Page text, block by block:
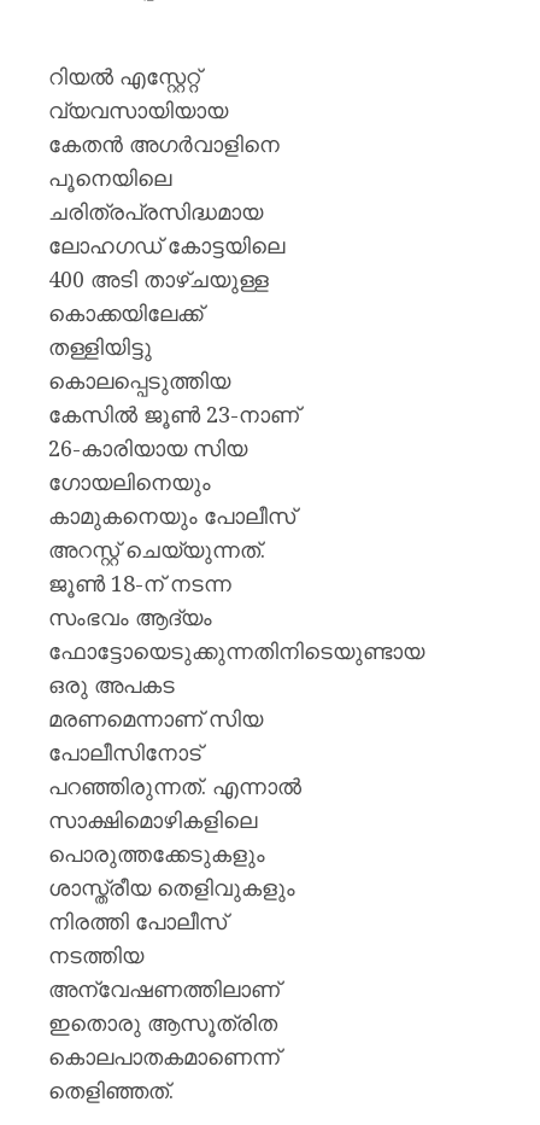
റിയൽ എസ്റ്റേറ്റ്
വ്യവസായിയായ
കേതൻ അഗർവാളിനെ
പൂനെയിലെ
ചരിത്രപ്രസിദ്ധമായ
ലോഹഗഡ് കോട്ടയിലെ
400 അടി താഴ്ചയുള്ള
കൊക്കയിലേക്ക്
തള്ളിയിട്ടു
കൊലപ്പെടുത്തിയ
കേസിൽ ജൂൺ 23-നാണ്
26-കാരിയായ സിയ
ഗോയലിനെയും
കാമുകനെയും പോലീസ്
അറസ്റ്റ് ചെയ്യുന്നത്.
ജൂൺ 18-ന് നടന്ന
സംഭവം ആദ്യം
ഫോട്ടോയെടുക്കുന്നതിനിടെയുണ്ടായ
ഒരു അപകട
മരണമെന്നാണ് സിയ
പോലീസിനോട്
പറഞ്ഞിരുന്നത്. എന്നാൽ
സാക്ഷിമൊഴികളിലെ
പൊരുത്തക്കേടുകളും
ശാസ്ത്രീയ തെളിവുകളും
നിരത്തി പോലീസ്
നടത്തിയ
അന്വേഷണത്തിലാണ്
ഇതൊരു ആസൂത്രിത
കൊലപാതകമാണെന്ന്
തെളിഞ്ഞത്.